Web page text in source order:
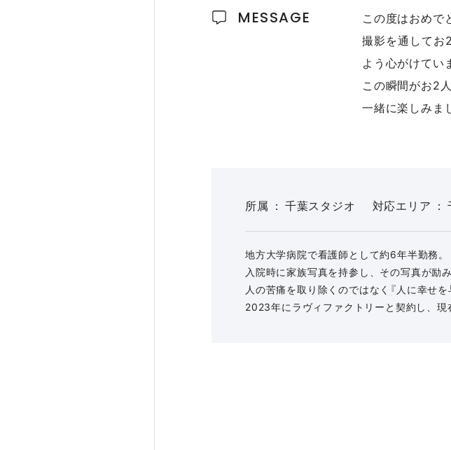
MESSAGE
この度はおめで
撮影を通してお
よう心がけてい
この瞬間がお2
一緒に楽しみま
所属 千葉スタジオ 対応エリア
地方大学病院で看護師として約6年半勤務。
入院時に家族写真を持参し、その写真が励
人の苦痛を取り除くのではなく『人に幸せ
2023年にラヴィファクトリーと契約し、現